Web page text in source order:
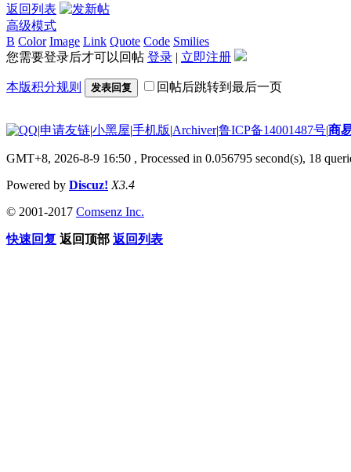
返回列表
高级模式
B Color Image Link Quote Code Smilies
您需要登录后才可以回帖 登录 | 立即注册
本版积分规则 发表回复 回帖后跳转到最后一页
|申请友链|小黑屋|手机版|Archiver|鲁ICP备14001487号|商
GMT+8, 2026-8-9 16:50 , Processed in 0.056795 second(s), 18
Powered by Discuz! X3.4
© 2001-2017 Comsenz Inc.
快速回复 返回顶部 返回列表